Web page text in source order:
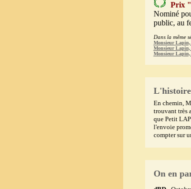
Prix
Nominé
public, au
Dans la même
Monsieur Lapin,
Monsieur
Monsieur
L'histoire
En chemin,
trouvant très
que Petit
l'envoie
compter sur
On en